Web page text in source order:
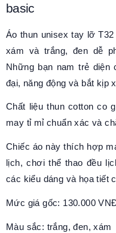
basic
Áo thun unisex tay lỡ
xám và trắng, đen dễ
Những bạn nam trẻ
đại, năng động và bắt kịp
Chất liệu thun cotton co
may tỉ mỉ chuẩn xác và
Chiếc áo này thích hợp
lịch, chơi thể thao đều
các kiểu dáng và họa tiết
Mức giá gốc: 130.000
Màu sắc: trắng, đen, xám